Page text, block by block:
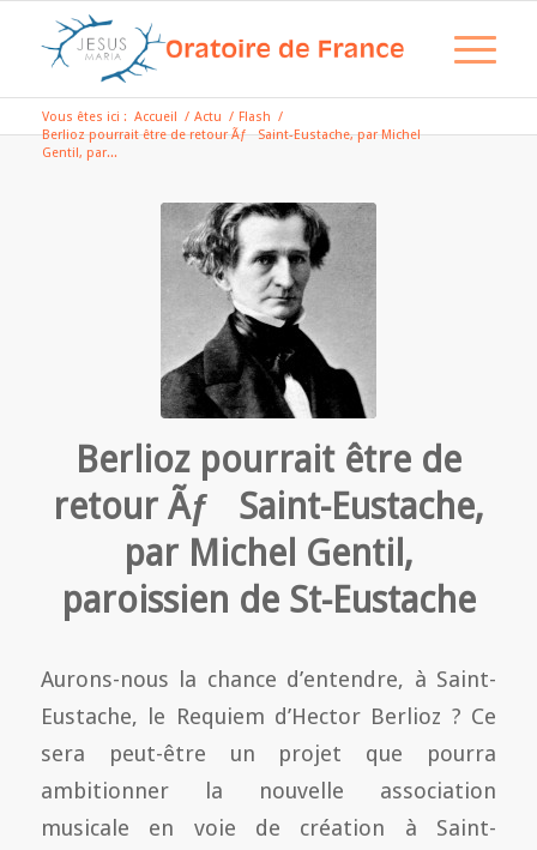
Vous êtes ici : Accueil / Actu / Flash /
Berlioz pourrait être de retour Ãƒ Saint-Eustache, par Michel
Gentil, par...
Berlioz pourrait être de
retour Ãƒ Saint-Eustache,
par Michel Gentil,
paroissien de St-Eustache
Aurons-nous la chance d’entendre, à Saint-
Eustache, le Requiem d’Hector Berlioz ? Ce
sera peut-être un projet que pourra
ambitionner la nouvelle association
musicale en voie de création à Saint-